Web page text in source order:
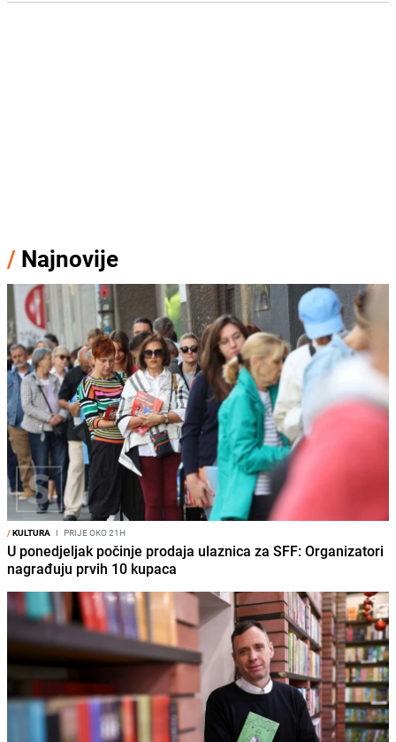
/ Najnovije
/KULTURA I PRIJE OKO 21H
U ponedjeljak počinje prodaja ulaznica za SFF: Organizatori
nagrađuju prvih 10 kupaca